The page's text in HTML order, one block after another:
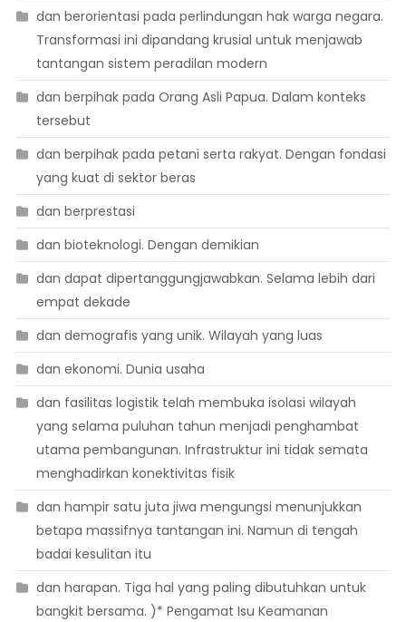
dan berorientasi pada perlindungan hak warga negara.
Transformasi ini dipandang krusial untuk menjawab
tantangan sistem peradilan modern
dan berpihak pada Orang Asli Papua. Dalam konteks
tersebut
dan berpihak pada petani serta rakyat. Dengan fondasi
yang kuat di sektor beras
dan berprestasi
dan bioteknologi. Dengan demikian
dan dapat dipertanggungjawabkan. Selama lebih dari
empat dekade
dan demografis yang unik. Wilayah yang luas
dan ekonomi. Dunia usaha
dan fasilitas logistik telah membuka isolasi wilayah
yang selama puluhan tahun menjadi penghambat
utama pembangunan. Infrastruktur ini tidak semata
menghadirkan konektivitas fisik
dan hampir satu juta jiwa mengungsi menunjukkan
betapa massifnya tantangan ini. Namun di tengah
badai kesulitan itu
dan harapan. Tiga hal yang paling dibutuhkan untuk
bangkit bersama. )* Pengamat Isu Keamanan